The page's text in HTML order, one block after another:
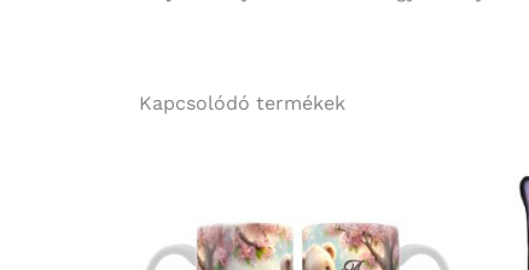
Kapcsolódó termékek